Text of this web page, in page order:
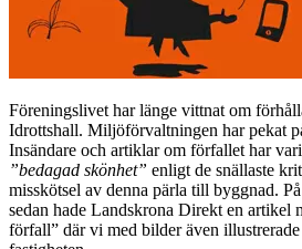
Föreningslivet har länge vittnat om
Idrottshall. Miljöförvaltningen har pekat
Insändare och artiklar om förfallet har
”bedagad skönhet” enligt de snällaste
misskötsel av denna pärla till byggnad.
sedan hade Landskrona Direkt en artikel
förfall” där vi med bilder även